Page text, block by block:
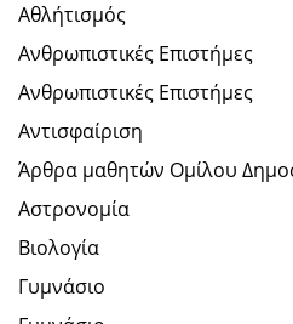
Αθλήτισμός
Ανθρωπιστικές Επιστήμες
Ανθρωπιστικές Επιστήμες
Αντισφαίριση
Άρθρα μαθητών Ομίλου
Αστρονομία
Βιολογία
Γυμνάσιο